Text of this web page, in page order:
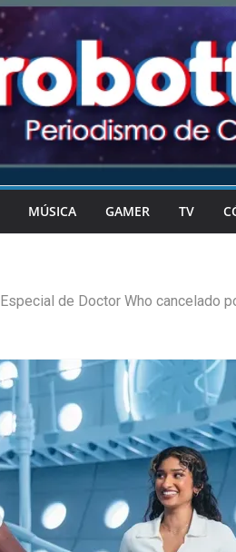
MÚSICA GAMER TV
Especial de Doctor Who cancelado